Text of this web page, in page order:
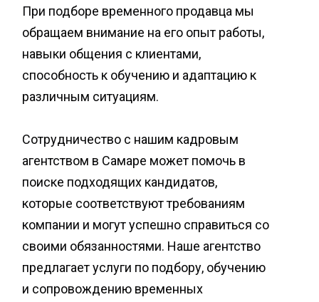
При подборе временного продавца мы
обращаем внимание на его опыт работы,
навыки общения с клиентами,
способность к обучению и адаптацию к
различным ситуациям.
Сотрудничество с нашим кадровым
агентством в Самаре может помочь в
поиске подходящих кандидатов,
которые соответствуют требованиям
компании и могут успешно справиться со
своими обязанностями. Наше агентство
предлагает услуги по подбору, обучению
и сопровождению временных